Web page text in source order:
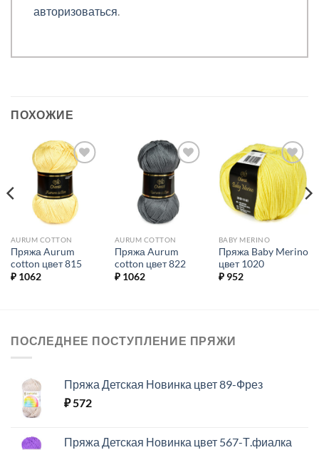
авторизоваться.
ПОХОЖИЕ
Добавить в
избранное.
AURUM COTTON
Пряжа Aurum
cotton цвет 815
₽1062
Добавить в
избранное.
AURUM COTTON
Пряжа Aurum
cotton цвет 822
₽1062
Добавить в
избранное.
BABY MERINO
Пряжа Baby Merino
цвет 1020
₽952
ПОСЛЕДНЕЕ ПОСТУПЛЕНИЕ ПРЯЖИ
Пряжа Детская Новинка цвет 89-Фрез
₽572
Пряжа Детская Новинка цвет 567-Т.фиалка